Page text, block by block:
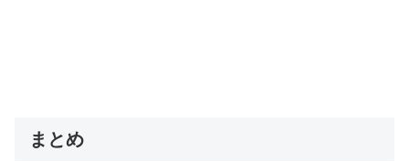
まとめ